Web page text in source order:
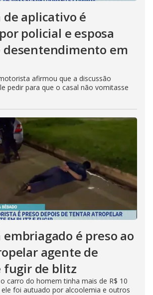
aplicativo é
policial e esposa
desentendimento em
afirmou que a discussão
pedir para que o casal não vomitasse
é preso ao
agente de
fugir de blitz
carro do homem tinha mais de R$ 10
foi autuado por alcoolemia e outros